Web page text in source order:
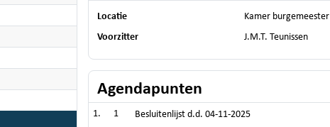
Locatie
Kamer burgemeester
Voorzitter
J.M.T. Teunissen
Agendapunten
1 Besluitenlijst d.d. 04-11-2025